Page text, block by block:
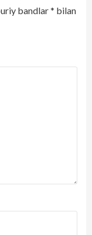
bandlar* bilan